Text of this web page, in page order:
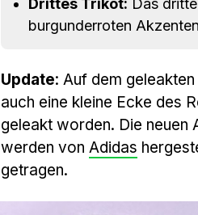
Drittes Trikot: Das
burgunderroten
Update: Auf dem
auch eine kleine Ecke des
geleakt worden. Die neuen
werden von Adidas
getragen.